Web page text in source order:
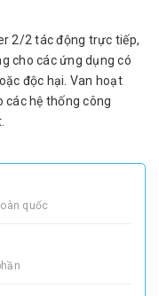
2/2 tác động trực tiếp,
cho các ứng dụng có
độc hại. Van hoạt
các hệ thống công
quốc